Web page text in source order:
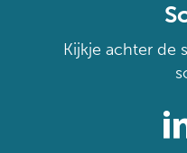
Kijkje achter de